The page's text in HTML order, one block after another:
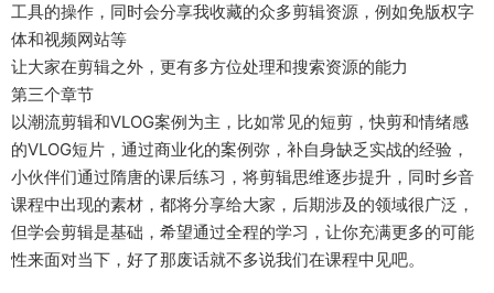
工具的操作，同时会分享我收藏的众多剪辑资源，例如免版权字
体和视频网站等
让大家在剪辑之外，更有多方位处理和搜索资源的能力
第三个章节
以潮流剪辑和VLOG案例为主，比如常见的短剪，快剪和情绪感
的VLOG短片，通过商业化的案例弥，补自身缺乏实战的经验，
小伙伴们通过隋唐的课后练习，将剪辑思维逐步提升，同时乡音
课程中出现的素材，都将分享给大家，后期涉及的领域很广泛，
但学会剪辑是基础，希望通过全程的学习，让你充满更多的可能
性来面对当下，好了那废话就不多说我们在课程中见吧。